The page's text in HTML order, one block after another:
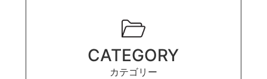
CATEGORY
カテゴリー